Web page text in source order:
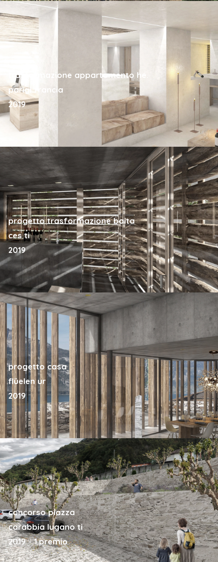
trasformazione appartamento he.
parigi francia
2019
progetto trasformazione baita
ces ti
2019
progetto casa
flüelen ur
2019
concorso piazza
carabbia lugano ti
2019 - 1.premio